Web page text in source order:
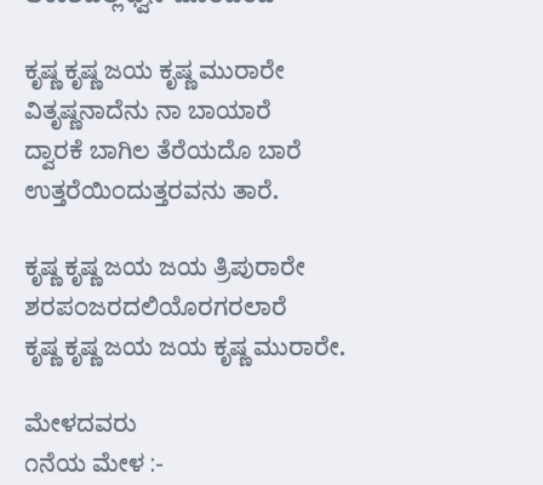
ಕೃಷ್ಣ ಕೃಷ್ಣ ಜಯ ಕೃಷ್ಣ ಮುರಾರೇ
ವಿತೃಷ್ಣನಾದೆನು ನಾ ಬಾಯಾರೆ
ದ್ವಾರಕೆ ಬಾಗಿಲ ತೆರೆಯದೊ ಬಾರೆ
ಉತ್ತರೆಯಿಂದುತ್ತರವನು ತಾರೆ.
ಕೃಷ್ಣ ಕೃಷ್ಣ ಜಯ ಜಯ ತ್ರಿಪುರಾರೇ
ಶರಪಂಜರದಲಿಯೊರಗರಲಾರೆ
ಕೃಷ್ಣ ಕೃಷ್ಣ ಜಯ ಜಯ ಕೃಷ್ಣ ಮುರಾರೇ.
ಮೇಳದವರು
೧ನೆಯ ಮೇಳ :-